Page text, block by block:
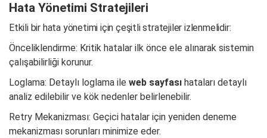
Hata Yönetimi Stratejileri
Etkili bir hata yönetimi için çeşitli stratejiler izlenmelidir:
Önceliklendirme: Kritik hatalar ilk önce ele alınarak sistemin
çalışabilirliği korunur.
Loglama: Detaylı loglama ile web sayfası hataları detaylı
analiz edilebilir ve kök nedenler belirlenebilir.
Retry Mekanizması: Geçici hatalar için yeniden deneme
mekanizması sorunları minimize eder.